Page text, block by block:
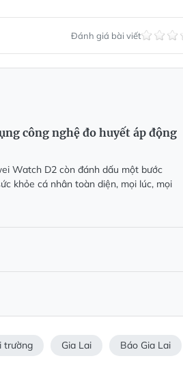
Đánh giá bài viết
công nghệ đo huyết áp động
Watch D2 còn đánh dấu một bước
khỏe cá nhân toàn diện, mọi lúc, mọi
trường Gia Lai Báo Gia Lai